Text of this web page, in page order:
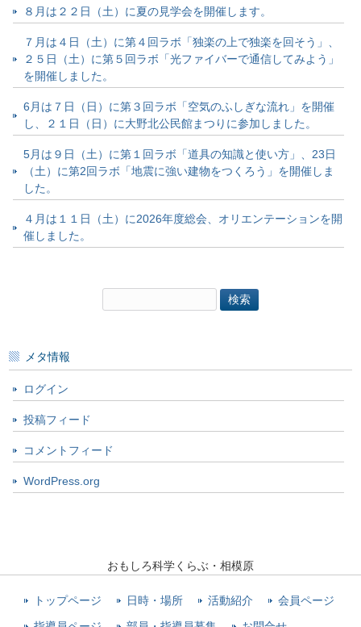
８月は２２日（土）に夏の見学会を開催します。
７月は４日（土）に第４回ラボ「独楽の上で独楽を回そう」、
２５日（土）に第５回ラボ「光ファイバーで通信してみよう」
を開催しました。
6月は７日（日）に第３回ラボ「空気のふしぎな流れ」を開催
し、２１日（日）に大野北公民館まつりに参加しました。
5月は９日（土）に第１回ラボ「道具の知識と使い方」、23日
（土）に第2回ラボ「地震に強い建物をつくろう」を開催しま
した。
４月は１１日（土）に2026年度総会、オリエンテーションを開
催しました。
索:
メタ情報
ログイン
投稿フィード
コメントフィード
WordPress.org
おもしろ科学くらぶ・相模原
トップページ 日時・場所 活動紹介 会員ページ